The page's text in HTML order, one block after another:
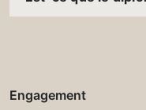
Engagement